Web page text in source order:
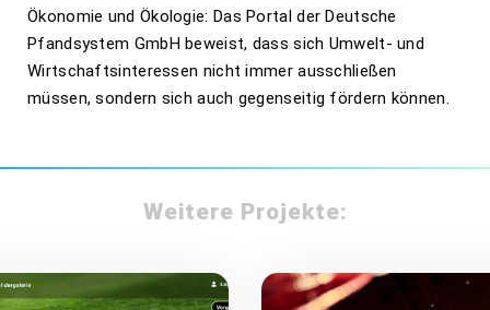
Ökonomie und Ökologie: Das Portal der Deutsche
Pfandsystem GmbH beweist, dass sich Umwelt- und
Wirtschaftsinteressen nicht immer ausschließen
müssen, sondern sich auch gegenseitig fördern können.
Weitere Projekte: